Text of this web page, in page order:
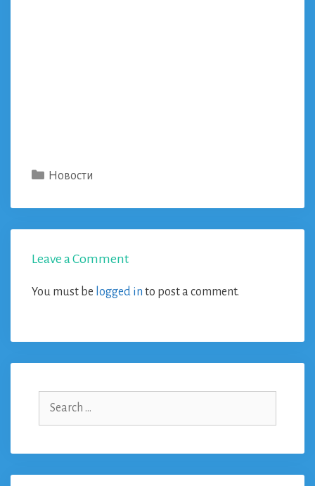
Categories
Новости
Leave a Comment
You must be logged in to post a comment.